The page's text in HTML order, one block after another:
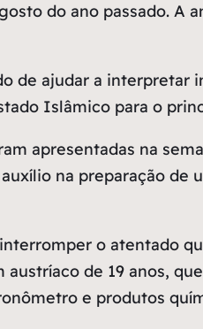
do ano passado. A
de ajudar a interpretar
Islâmico para o
apresentadas na
na preparação de
o atentado
de 19 anos,
e produtos